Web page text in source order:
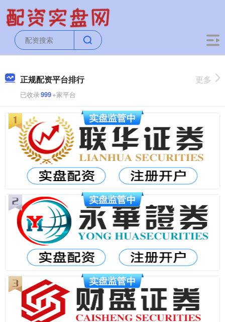
正规配资平台排行
已收录999+家平台
更多